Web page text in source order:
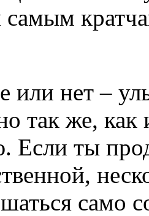
самым
или нет –
так же,
Если ты
само